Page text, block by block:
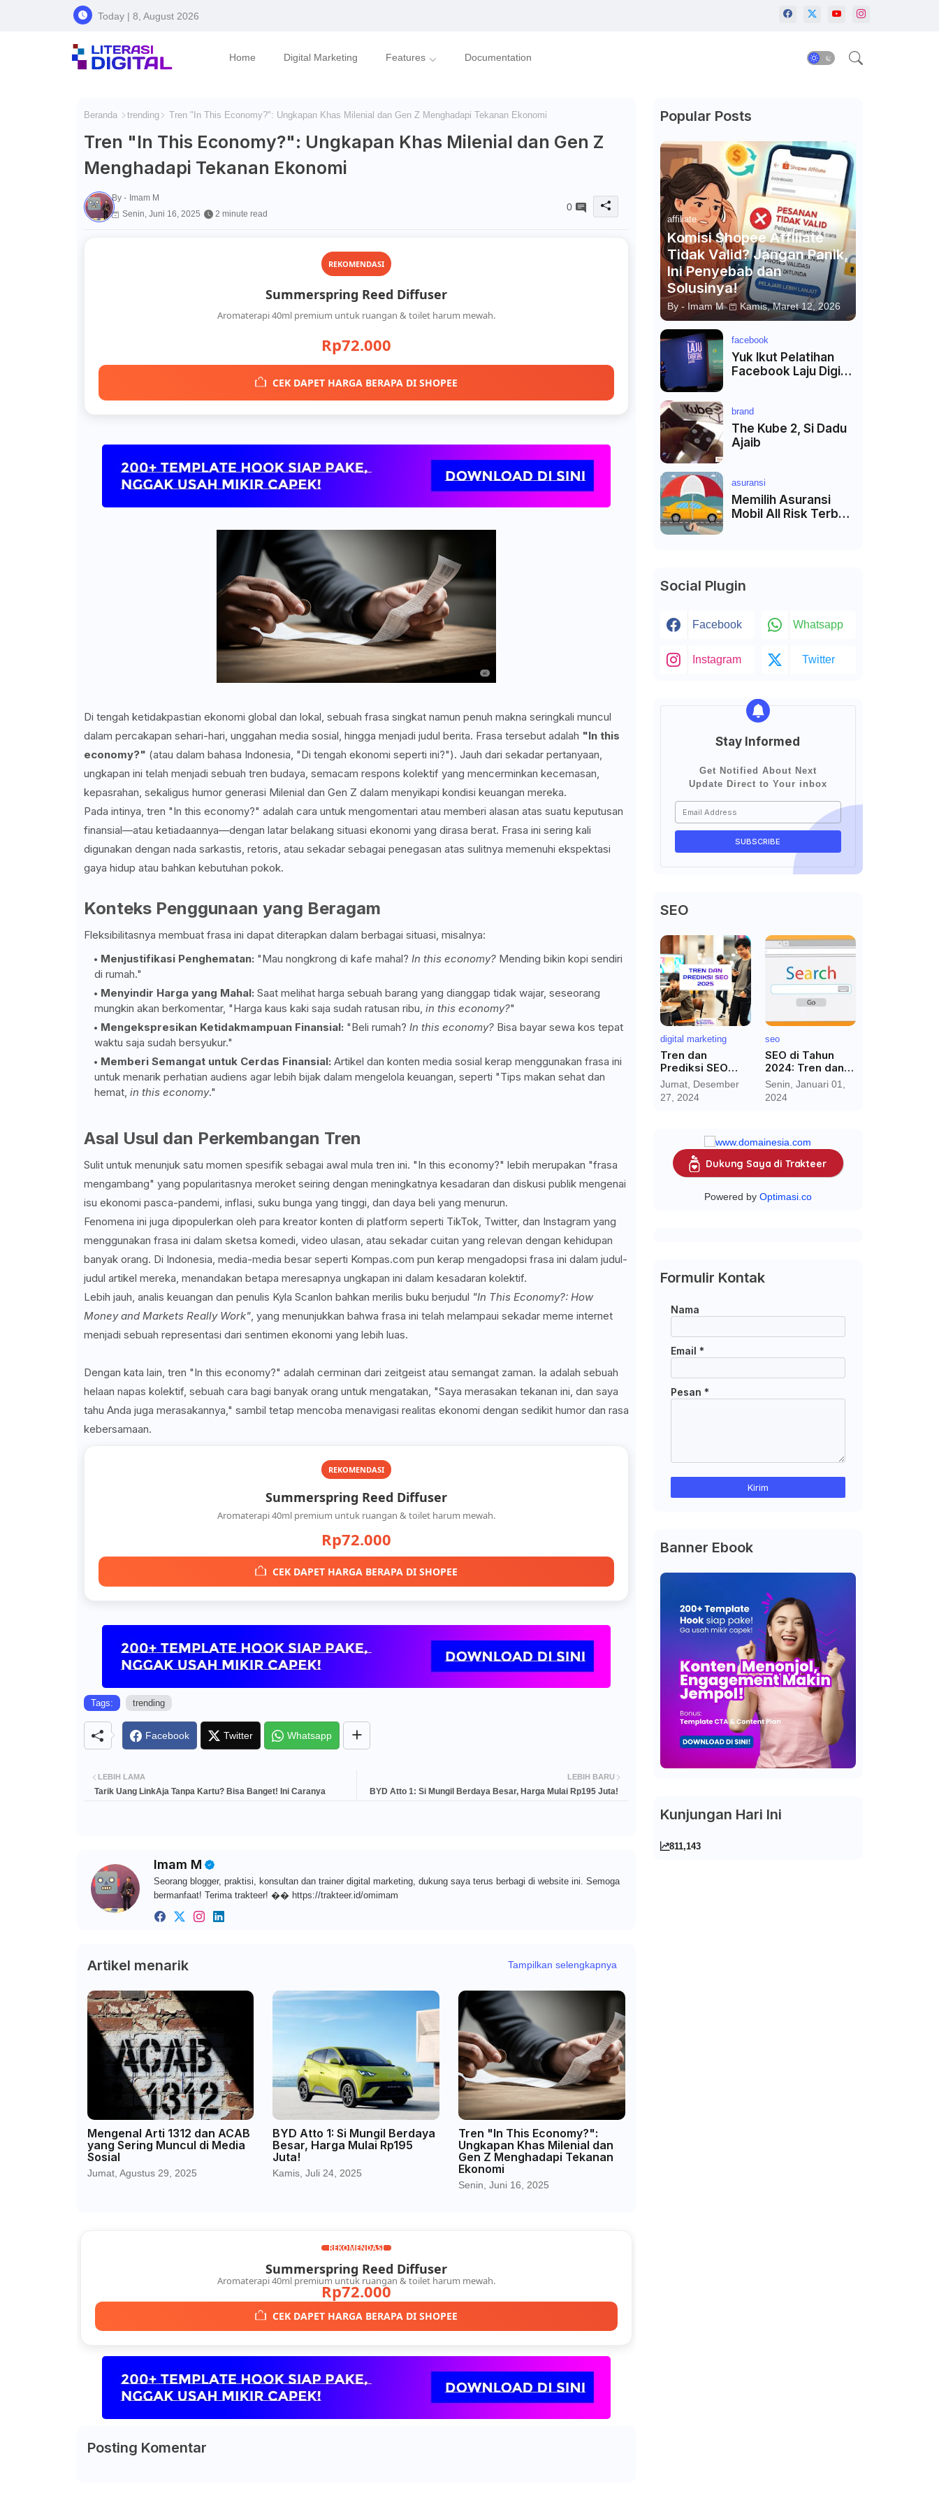
Today | 8, August 2026
Home Digital Marketing Features Documentation
Beranda trending Tren "In This Economy?": Ungkapan Khas Milenial dan Gen Z Menghadapi Tekanan Ekonomi
Tren "In This Economy?": Ungkapan Khas Milenial dan Gen Z
Menghadapi Tekanan Ekonomi
By - Imam M
Senin, Juni 16, 2025
2 minute read
0
REKOMENDASI
Summerspring Reed Diffuser
Aromaterapi 40ml premium untuk ruangan & toilet harum mewah.
Rp72.000
CEK DAPET HARGA BERAPA DI SHOPEE
Di tengah ketidakpastian ekonomi global dan lokal, sebuah frasa singkat namun penuh makna seringkali muncul
dalam percakapan sehari-hari, unggahan media sosial, hingga menjadi judul berita. Frasa tersebut adalah "In this
economy?" (atau dalam bahasa Indonesia, "Di tengah ekonomi seperti ini?"). Jauh dari sekadar pertanyaan,
ungkapan ini telah menjadi sebuah tren budaya, semacam respons kolektif yang mencerminkan kecemasan,
kepasrahan, sekaligus humor generasi Milenial dan Gen Z dalam menyikapi kondisi keuangan mereka.
Pada intinya, tren "In this economy?" adalah cara untuk mengomentari atau memberi alasan atas suatu keputusan
finansial—atau ketiadaannya—dengan latar belakang situasi ekonomi yang dirasa berat. Frasa ini sering kali
digunakan dengan nada sarkastis, retoris, atau sekadar sebagai penegasan atas sulitnya memenuhi ekspektasi
gaya hidup atau bahkan kebutuhan pokok.
Konteks Penggunaan yang Beragam
Fleksibilitasnya membuat frasa ini dapat diterapkan dalam berbagai situasi, misalnya:
Menjustifikasi Penghematan: "Mau nongkrong di kafe mahal? In this economy?Mending bikin kopi sendiri
di rumah."
Menyindir Harga yang Mahal: Saat melihat harga sebuah barang yang dianggap tidak wajar, seseorang
mungkin akan berkomentar, "Harga kaus kaki saja sudah ratusan ribu, in this economy?"
Mengekspresikan Ketidakmampuan Finansial: "Beli rumah? In this economy?Bisa bayar sewa kos tepat
waktu saja sudah bersyukur."
Memberi Semangat untuk Cerdas Finansial: Artikel dan konten media sosial kerap menggunakan frasa ini
untuk menarik perhatian audiens agar lebih bijak dalam mengelola keuangan, seperti "Tips makan sehat dan
hemat, in this economy."
Asal Usul dan Perkembangan Tren
Sulit untuk menunjuk satu momen spesifik sebagai awal mula tren ini. "In this economy?" lebih merupakan "frasa
mengambang" yang popularitasnya meroket seiring dengan meningkatnya kesadaran dan diskusi publik mengenai
isu ekonomi pasca-pandemi, inflasi, suku bunga yang tinggi, dan daya beli yang menurun.
Fenomena ini juga dipopulerkan oleh para kreator konten di platform seperti TikTok, Twitter, dan Instagram yang
menggunakan frasa ini dalam sketsa komedi, video ulasan, atau sekadar cuitan yang relevan dengan kehidupan
banyak orang. Di Indonesia, media-media besar seperti Kompas.com pun kerap mengadopsi frasa ini dalam judul-
judul artikel mereka, menandakan betapa meresapnya ungkapan ini dalam kesadaran kolektif.
Lebih jauh, analis keuangan dan penulis Kyla Scanlon bahkan merilis buku berjudul "In This Economy?: How
Money and Markets Really Work", yang menunjukkan bahwa frasa ini telah melampaui sekadar meme internet
menjadi sebuah representasi dari sentimen ekonomi yang lebih luas.
Dengan kata lain, tren "In this economy?" adalah cerminan dari zeitgeist atau semangat zaman. Ia adalah sebuah
helaan napas kolektif, sebuah cara bagi banyak orang untuk mengatakan, "Saya merasakan tekanan ini, dan saya
tahu Anda juga merasakannya," sambil tetap mencoba menavigasi realitas ekonomi dengan sedikit humor dan rasa
kebersamaan.
REKOMENDASI
Summerspring Reed Diffuser
Aromaterapi 40ml premium untuk ruangan & toilet harum mewah.
Rp72.000
CEK DAPET HARGA BERAPA DI SHOPEE
Tags: trending
Facebook Twitter Whatsapp
LEBIH BARU
BYD Atto 1: Si Mungil Berdaya Besar, Harga Mulai Rp195 Juta!
LEBIH LAMA
Tarik Uang LinkAja Tanpa Kartu? Bisa Banget! Ini Caranya
Imam M
Seorang blogger, praktisi, konsultan dan trainer digital marketing, dukung saya terus berbagi di website ini. Semoga
bermanfaat! Terima trakteer! �� https://trakteer.id/omimam
Artikel menarik Tampilkan selengkapnya
Mengenal Arti 1312 dan ACAB
yang Sering Muncul di Media
Sosial
Jumat, Agustus 29, 2025
BYD Atto 1: Si Mungil Berdaya
Besar, Harga Mulai Rp195
Juta!
Kamis, Juli 24, 2025
Tren "In This Economy?":
Ungkapan Khas Milenial dan
Gen Z Menghadapi Tekanan
Ekonomi
Senin, Juni 16, 2025
REKOMENDASI
Summerspring Reed Diffuser
Aromaterapi 40ml premium untuk ruangan & toilet harum mewah.
Rp72.000
CEK DAPET HARGA BERAPA DI SHOPEE
Posting Komentar
Popular Posts
affiliate
Komisi Shopee Affiliate
Tidak Valid? Jangan Panik,
Ini Penyebab dan
Solusinya!
By - Imam M Kamis, Maret 12, 2026
facebook
Yuk Ikut Pelatihan
Facebook Laju Digital
brand
The Kube 2, Si Dadu
Ajaib
asuransi
Memilih Asuransi
Mobil All Risk Terbaik
Social Plugin
Facebook Whatsapp
Instagram Twitter
Stay Informed
Get Notified About Next
Update Direct to Your inbox
SEO
digital marketing
Tren dan
Prediksi SEO
2025:
Menghadapi Era
Baru dengan AI
Jumat, Desember
27, 2024
seo
SEO di Tahun
2024: Tren dan
Perkiraan
Senin, Januari 01,
2024
Dukung Saya di Trakteer
Powered by Optimasi.co
Formulir Kontak
Nama
Email *
Pesan *
Banner Ebook
Kunjungan Hari Ini
811,143